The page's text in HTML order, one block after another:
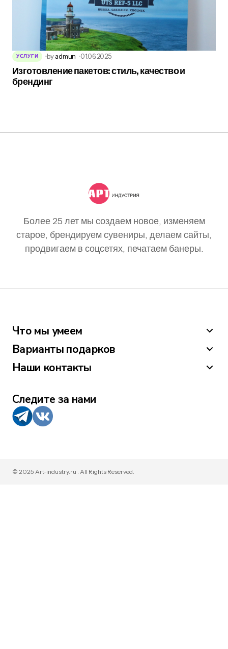
УСЛУГИ by admun 01.06.2025
Изготовление пакетов: стиль, качество и
брендинг
Более 25 лет мы создаем новое, изменяем
старое, брендируем сувениры, делаем сайты,
продвигаем в соцсетях, печатаем банеры.
Что мы умеем
Варианты подарков
Наши контакты
Следите за нами
© 2025 Art-industry.ru . All Rights Reserved.